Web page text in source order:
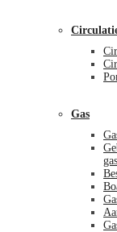
Gas